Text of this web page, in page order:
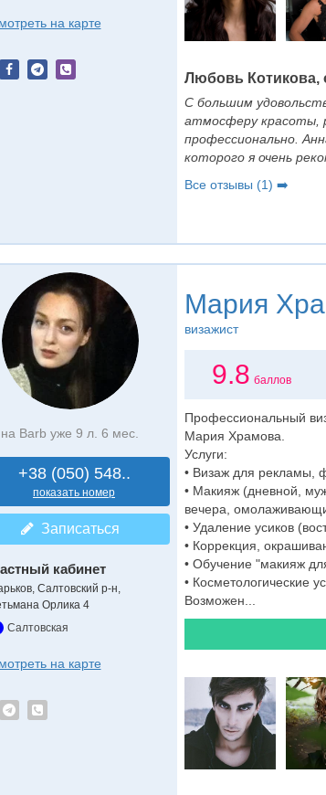
на карте
Любовь Котикова,
С большим
атмосферу красоты,
профессионально.
которого я очень
Все отзывы (1) ➡️
на Barb уже 9 л. 6 мес.
+38 (050) 548..
показать номер
Записаться
кабинет
Салтовский р-н,
Орлика 4
Салтовская
на карте
Мария
визажист
9.8 баллов
Профессиональный
Мария Храмова.
Услуги:
• Визаж для рекламы,
• Макияж (дневной,
вечера,
• Удаление усиков
• Коррекция,
• Обучение "макияж
• Косметологические
Возможен...